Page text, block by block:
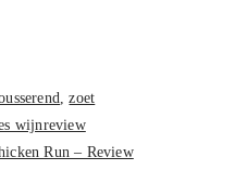
zoet
wijnreview
Run – Review